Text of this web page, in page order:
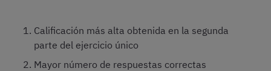
Calificación más alta obtenida en la segunda
parte del ejercicio único
Mayor número de respuestas correctas